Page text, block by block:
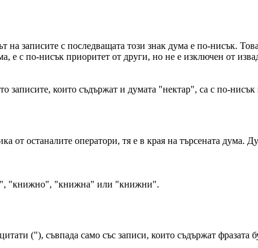
на записите с последващата този знак дума е по-нисък.
с по-нисък приоритет от други, но не е изключен от
записите, които съдържат и думата "нектар", са с по-
от останалите оператори, тя е в края на търсената дума.
"книжно", "книжна" или "книжни".
("), съвпада само със записи, които съдържат фразата